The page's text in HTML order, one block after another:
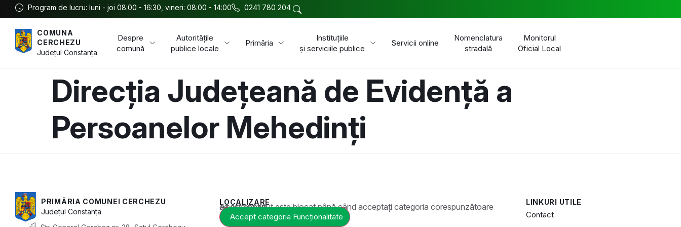
Program de lucru: luni - joi 08:00 - 16:30, vineri: 08:00 - 14:00 0241 780 204
COMUNA
CERCHEZU
JudețulConstanța
Despre
comună
Autoritățile
publice locale
Primăria
Instituțiile
și serviciile publice
Servicii online
Nomenclatura
stradală
Monitorul
Oficial Local
Direcția Județeană de Evidență a
Persoanelor Mehedinți
PRIMĂRIA COMUNEI CERCHEZU
JudețulConstanța
LOCALIZARE
Acest conținut este blocat până când acceptați categoria corespunzătoare de cookie-uri.
Accept categoria Funcționalitate
LINKURI UTILE
Contact